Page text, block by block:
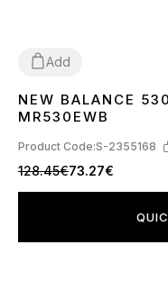
Add
3637 3839404142 4344
NEW BALANCE
MR530EWB
Product Code:S-2355168
128.45€73.27€